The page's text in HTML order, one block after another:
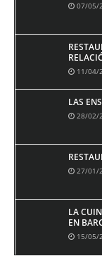
07/05/
11/04/
LAS
28/02/
27/01/
LA
EN
15/05/